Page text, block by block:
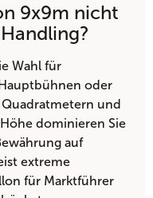
9x9m nicht
Wahl für
oder
und
dominieren Sie
auf
extreme
für Marktführer